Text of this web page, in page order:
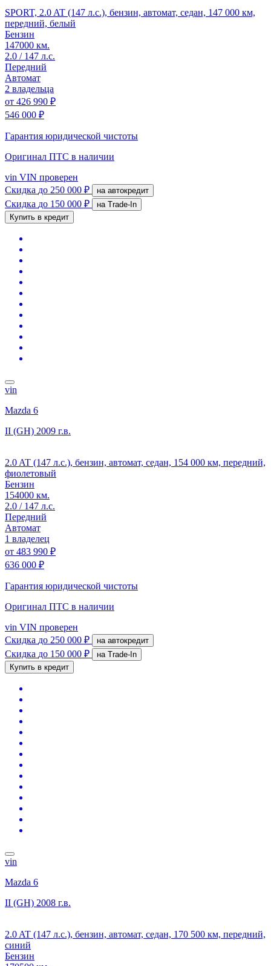
SPORT, 2.0 AT (147 л.с.), бензин, автомат, седан, 147 000 км,
передний, белый
Бензин
147000 км.
2.0 / 147 л.с.
Передний
Автомат
2 владельца
от 426 990 ₽
546 000 ₽
Гарантия юридической чистоты
Оригинал ПТС в наличии
vin VIN проверен
Скидка до 250 000 ₽ на автокредит
Скидка до 150 000 ₽
на Trade-In
Купить в кредит
vin
Mazda 6
II (GH) 2009 г.в.
2.0 AT (147 л.с.), бензин, автомат, седан, 154 000 км, передний,
фиолетовый
Бензин
154000 км.
2.0 / 147 л.с.
Передний
Автомат
1 владелец
от 483 990 ₽
636 000 ₽
Гарантия юридической чистоты
Оригинал ПТС в наличии
vin VIN проверен
Скидка до 250 000 ₽ на автокредит
Скидка до 150 000 ₽
на Trade-In
Купить в кредит
vin
Mazda 6
II (GH) 2008 г.в.
2.0 AT (147 л.с.), бензин, автомат, седан, 170 500 км, передний,
синий
Бензин